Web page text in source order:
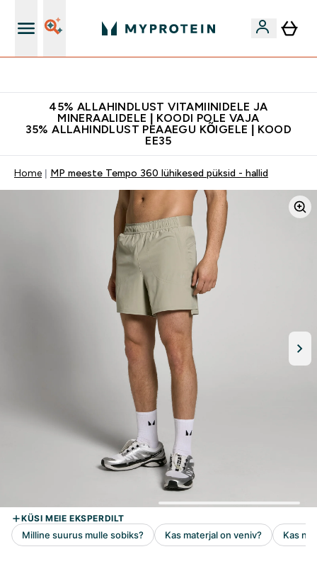
45% ALLAHINDLUST VITAMIINIDELE JA
MINERAALIDELE | KOODI POLE VAJA
35% ALLAHINDLUST PEAAEGU KÕIGELE | KOOD
EE35
Home MP meeste Tempo 360 lühikesed püksid - hallid